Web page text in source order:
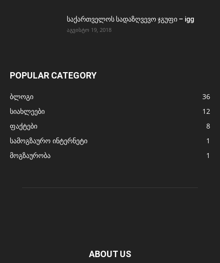
საქართველოს სადაზღვევო ჯგუფი – igg
აგვისტო 19, 2018
POPULAR CATEGORY
ბლოგი
36
სიახლეები
12
ფაქტები
8
სამოგზაურო ინტერნეტი
1
მოგზაურობა
1
ABOUT US